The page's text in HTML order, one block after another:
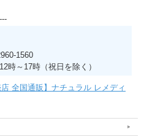
1560
時～17時（祝日を除く）
全国通販】ナチュラル レメディ